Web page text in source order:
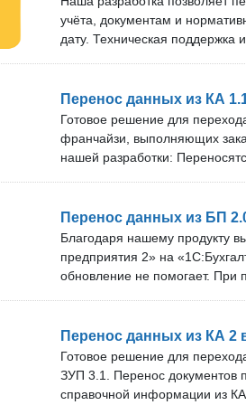
бесплатно проверить наше
договоримся об удобном
оперативно обновляем
поддержки и бесплатных
учёта, документам и
дату. Техническая
Проверка перед покупкой:
своём сервере. Оставьте
подключения нашего
Перенос данных из КА
Готовое решение для
франчайзи, выполняющих
нашей разработки:
Обработку можно приобрести
дополнительной платы;
2 с использованием нашего
обновления: Мы оперативно
бесплатно проверить наше
договоримся об удобном
Перенос данных из БП
Благодаря нашему продукту
предприятия 2» на
обновление не помогает. При
Преимущества, техническая
реальных базах 1С.
предприятий. Есть фильтр по
получать обновления без
Перенос данных из КА 2
Готовое решение для
ЗУП 3.1. Перенос документов
справочной информации из